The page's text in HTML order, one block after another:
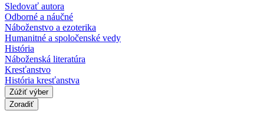
Sledovať autora
Odborné a náučné
Náboženstvo a ezoterika
Humanitné a spoločenské vedy
História
Náboženská literatúra
Kresťanstvo
História kresťanstva
Zúžiť výber
Zoradiť